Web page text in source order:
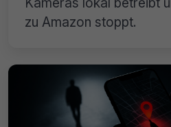
zu Amazon stoppt.